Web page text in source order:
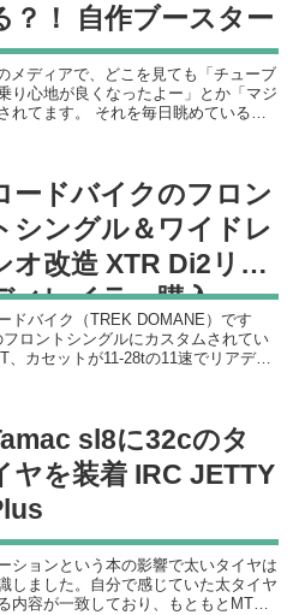
？！ 自作ブースター
メディアで、どこを見ても「チューブ
り心地が良くなったよー」とか「マジ
れてます。 それを毎日眺めている
ードバイクのフロン
シングル＆ワイドレ
オ改造 XTR Di2リア
ィレイラー購入
ドバイク（TREK DOMANE）です
ロントシングルにカスタムされてい
、カセットが11-28tの11速でリアディ
sl8に32cのタ
ヤを装着 IRC JETTY
ションという本の影響で太いタイヤは
しました。自分で感じていた太タイヤ
内容が一致しており、もともとMTB